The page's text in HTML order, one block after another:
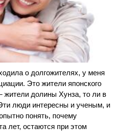
о долгожителях, у меня
Это жители японского
долины Хунза, то ли в
люди интересны и ученым, и
понять, почему
лет, остаются при этом